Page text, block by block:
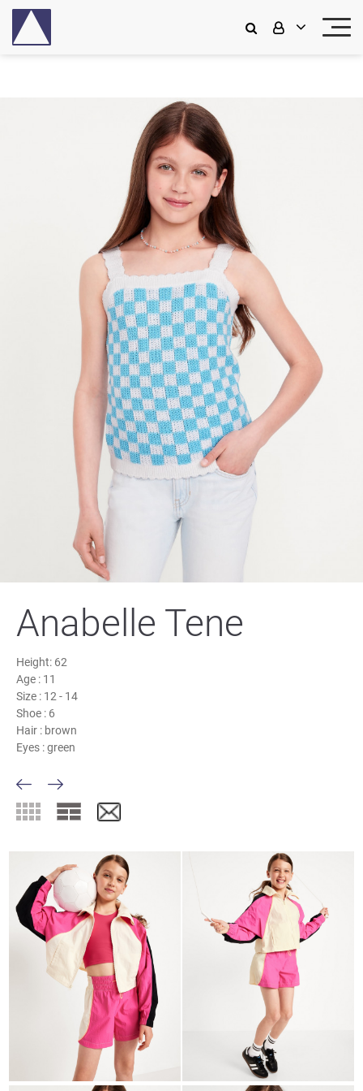
Anabelle Tene
Height: 62
Age : 11
Size : 12 - 14
Shoe : 6
Hair : brown
Eyes :green